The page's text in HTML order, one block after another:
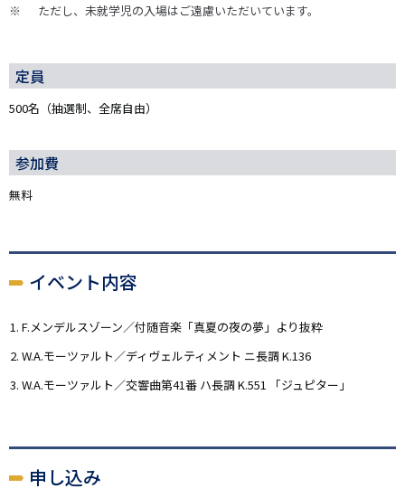
ただし、未就学児の入場はご遠慮いただいています。
定員
500名（抽選制、全席自由）
参加費
無料
イベント内容
F.メンデルスゾーン／付随音楽「真夏の夜の夢」より抜粋
W.A.モーツァルト／ディヴェルティメント ニ長調 K.136
W.A.モーツァルト／交響曲第41番 ハ長調 K.551 「ジュピター」
申し込み